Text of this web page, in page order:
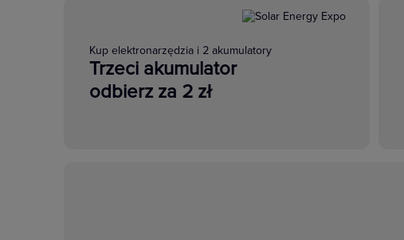
Kup elektronarzędzia i 2 akumulatory
Trzeci akumulator
odbierz za 2 zł